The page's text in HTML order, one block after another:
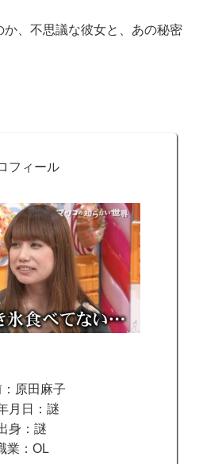
、不思議な彼女と、あの秘密
フィール
原田麻子
月日：謎
身：謎
業：OL